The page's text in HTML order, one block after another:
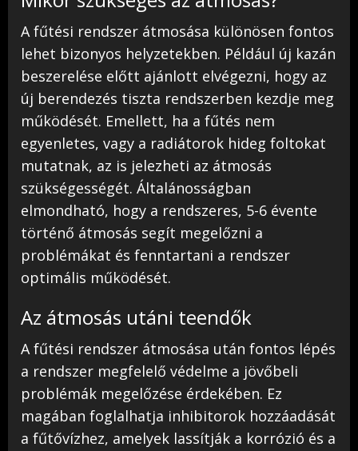
A fűtési rendszer átmosása különösen fontos
lehet bizonyos helyzetekben. Például új kazán
beszerelése előtt ajánlott elvégezni, hogy az
új berendezés tiszta rendszerben kezdje meg
működését. Emellett, ha a fűtés nem
egyenletes, vagy a radiátorok hideg foltokat
mutatnak, az is jelezheti az átmosás
szükségességét. Általánosságban
elmondható, hogy a rendszeres, 5-6 évente
történő átmosás segít megelőzni a
problémákat és fenntartani a rendszer
optimális működését.
Az átmosás utáni teendők
A fűtési rendszer átmosása után fontos lépés
a rendszer megfelelő védelme a jövőbeli
problémák megelőzése érdekében. Ez
magában foglalhatja inhibitorok hozzáadását
a fűtővízhez, amelyek lassítják a korrózió és a